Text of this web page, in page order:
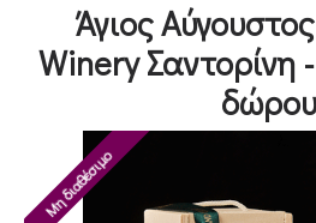
Άγιος
Winery Σαντορίνη -
δώρου
Μη διαθέσιμο